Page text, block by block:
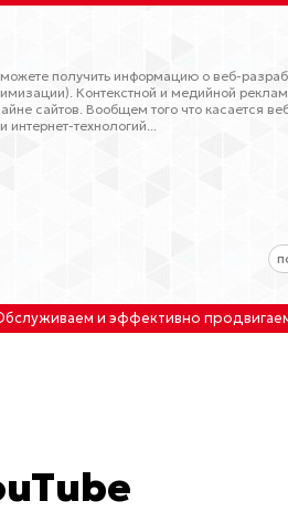
получить информацию о веб-
Контекстной и медийной
сайтов. Вообщем того что касается
интернет-технологий...
и эффективно